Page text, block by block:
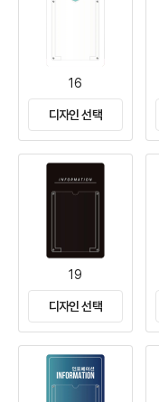
16
디자인 선택
19
디자인 선택